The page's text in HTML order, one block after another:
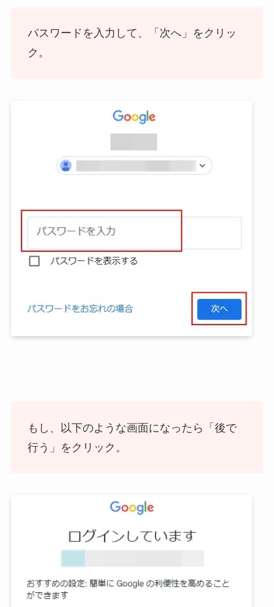
パスワードを入力して、「次へ」をクリッ
ク。
もし、以下のような画面になったら「後で
行う」をクリック。